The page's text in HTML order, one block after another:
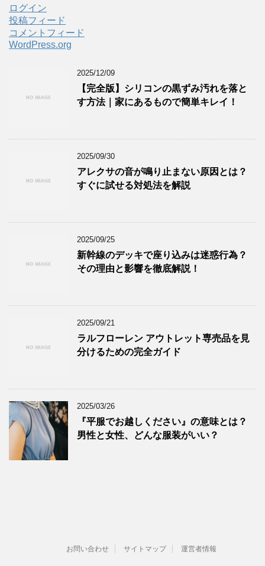
ログイン
投稿フィード
コメントフィード
WordPress.org
2025/12/09
【完全版】シリコンの黒ずみ汚れを落と
す方法｜家にあるもので簡単キレイ！
2025/09/30
アレクサの音が鳴り止まない原因とは？
すぐに試せる対処法を解説
2025/09/25
新幹線のデッキで座り込みは迷惑行為？
その理由と影響を徹底解説！
2025/09/21
ラルフローレン アウトレット専売品を見
分けるための完全ガイド
2025/03/26
『平服でお越しください』の意味とは？
男性と女性、どんな服装がいい？
お問い合わせ サイトマップ 運営者情報